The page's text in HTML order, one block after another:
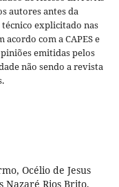
autores antes da
explicitado nas
com a CAPES e
emitidas pelos
não sendo a revista
Océlio de Jesus
Nazaré Rios Brito,